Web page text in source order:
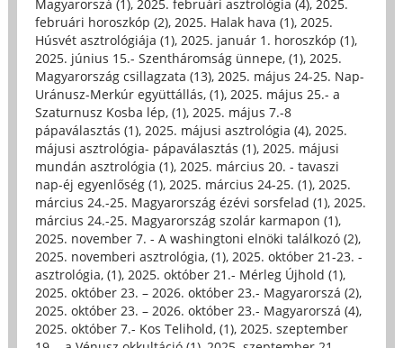
Magyarorszá (1), 2025. februári asztrológia (4), 2025.
februári horoszkóp (2), 2025. Halak hava (1), 2025.
Húsvét asztrológiája (1), 2025. január 1. horoszkóp (1),
2025. június 15.- Szentháromság ünnepe, (1), 2025.
Magyarország csillagzata (13), 2025. május 24-25. Nap-
Uránusz-Merkúr együttállás, (1), 2025. május 25.- a
Szaturnusz Kosba lép, (1), 2025. május 7.-8
pápaválasztás (1), 2025. májusi asztrológia (4), 2025.
májusi asztrológia- pápaválasztás (1), 2025. májusi
mundán asztrológia (1), 2025. március 20. - tavaszi
nap-éj egyenlőség (1), 2025. március 24-25. (1), 2025.
március 24.-25. Magyarország ézévi sorsfelad (1), 2025.
március 24.-25. Magyarország szolár karmapon (1),
2025. november 7. - A washingtoni elnöki találkozó (2),
2025. novemberi asztrológia, (1), 2025. október 21-23. -
asztrológia, (1), 2025. október 21.- Mérleg Újhold (1),
2025. október 23. – 2026. október 23.- Magyarorszá (2),
2025. október 23. – 2026. október 23.- Magyarorszá (4),
2025. október 7.- Kos Telihold, (1), 2025. szeptember